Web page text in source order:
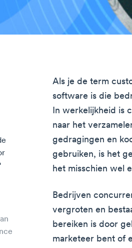
Als je de term
software is die
In werkelijkheid is
naar het
gedragingen en
gebruiken, is het
het misschien wel
Bedrijven
vergroten en
bereiken is door
marketeer bent of